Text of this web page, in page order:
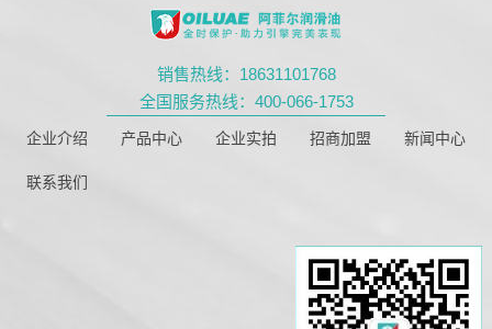
销售热线：18631101768
全国服务热线：400-066-1753
企业介绍 产品中心 企业实拍 招商加盟 新闻中心
联系我们